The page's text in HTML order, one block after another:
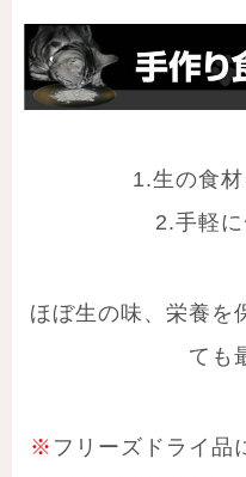
1.生の食
2.手軽
ほぼ生の味、栄養を
ても
※ フリーズドライ品